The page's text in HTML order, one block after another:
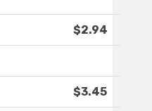
$2.94
$3.45